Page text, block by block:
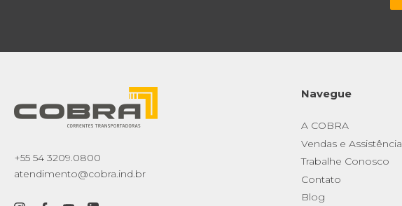
+55 54 3209.0800
atendimento@cobra.ind.br
Navegue
A COBRA
Vendas e Assistência
Trabalhe Conosco
Contato
Blog